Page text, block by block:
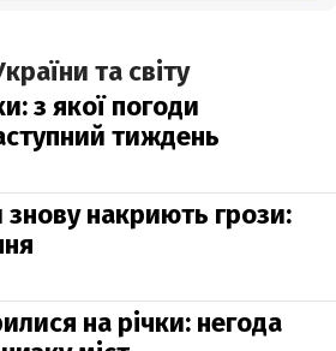
та світу
з якої погоди
тиждень
знову накриють грози:
на річки: негода